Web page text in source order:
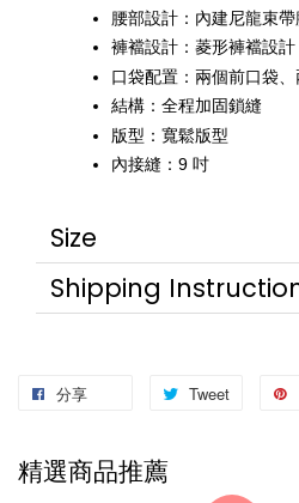
腰部設計：內建尼龍束
褲襠設計：菱形褲襠設計
口袋配置：兩個前口袋
結構：全程加固鎖縫
版型：寬鬆版型
內接縫：9 吋
Size
Shipping
分享 Tweet
精選商品推薦